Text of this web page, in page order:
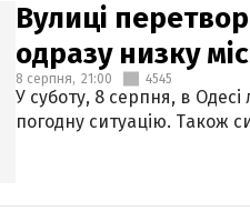
Вулиці
одразу низку
8 серпня, 21:00 4545
У суботу, 8 серпня, в
погодну ситуацію. Також